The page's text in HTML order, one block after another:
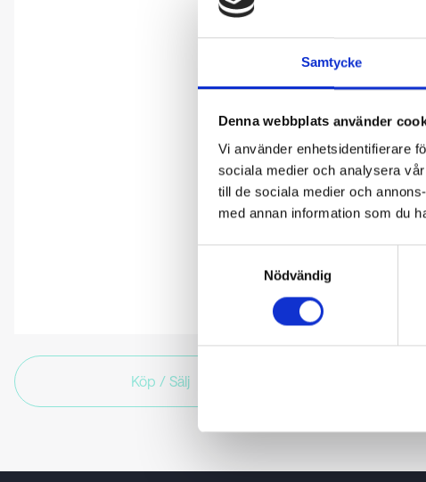
Samtycke
Denna webbplats använder
Vi använder enhetsidentifierare
sociala medier och analysera
till de sociala medier och
med annan information som du
Nödvändig
Köp / Sälj